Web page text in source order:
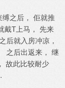
之后， 佢就推
戴T上马， 先来
后就入房冲凉，
之后出返来， 继
故此比较耐少